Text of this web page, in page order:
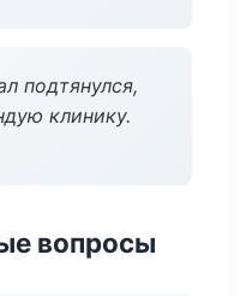
подтянулся,
клинику.
вопросы